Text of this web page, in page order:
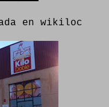
en wikiloc